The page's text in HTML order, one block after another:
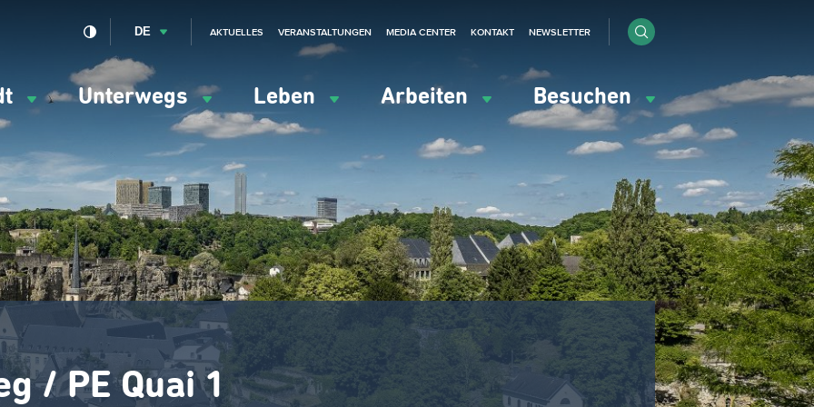
Unterwegs Leben Arbeiten Besuchen
DE AKTUELLES VERANSTALTUNGEN MEDIA CENTER KONTAKT NEWSLETTER
/ PE Quai 1